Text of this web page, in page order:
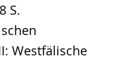
S.
Westfälische